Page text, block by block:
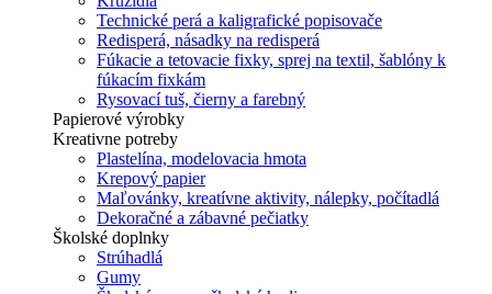
Technické perá a kaligrafické popisovače
Redisperá, násadky na redisperá
Fúkacie a tetovacie fixky, sprej na textil, šablóny k
fúkacím fixkám
Rysovací tuš, čierny a farebný
Papierové výrobky
Kreativne potreby
Plastelína, modelovacia hmota
Krepový papier
Maľovánky, kreatívne aktivity, nálepky, počítadlá
Dekoračné a zábavné pečiatky
Školské doplnky
Strúhadlá
Gumy